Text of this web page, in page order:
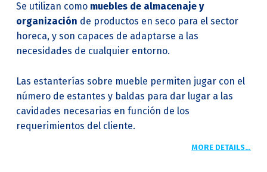
Se utilizan como muebles de almacenaje y
organización de productos en seco para el sector
horeca, y son capaces de adaptarse a las
necesidades de cualquier entorno.
Las estanterías sobre mueble permiten jugar con el
número de estantes y baldas para dar lugar a las
cavidades necesarias en función de los
requerimientos del cliente.
MORE DETAILS…